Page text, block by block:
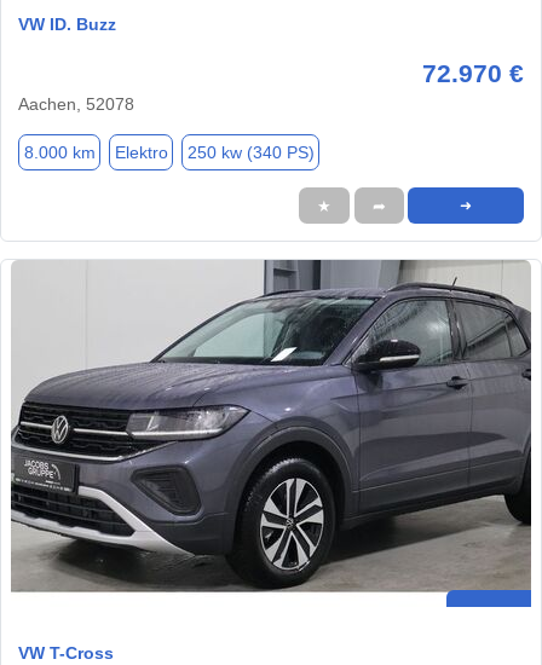
VW ID. Buzz
72.970 €
Aachen, 52078
8.000 km Elektro 250 kw (340 PS)
★ ➦ ➜
VW T-Cross